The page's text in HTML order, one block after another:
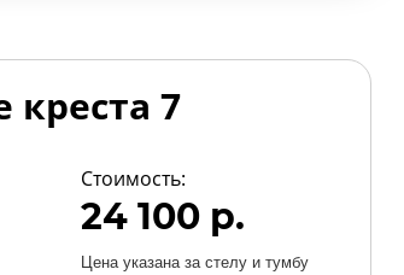
7
Стоимость:
24 100 р.
Цена указана за стелу и тумбу